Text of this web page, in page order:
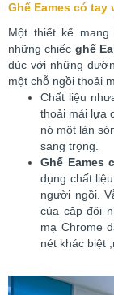
Ghế Eames có tay
Một thiết kế
những chiếc ghế
đúc với những
một chỗ ngồi thoải
Chất liệu
thoải mái lựa
nó một làn
sang trọng.
Ghế Eames
dụng chất
người ngồi.
của cặp đôi
mạ Chrome
nét khác biệt